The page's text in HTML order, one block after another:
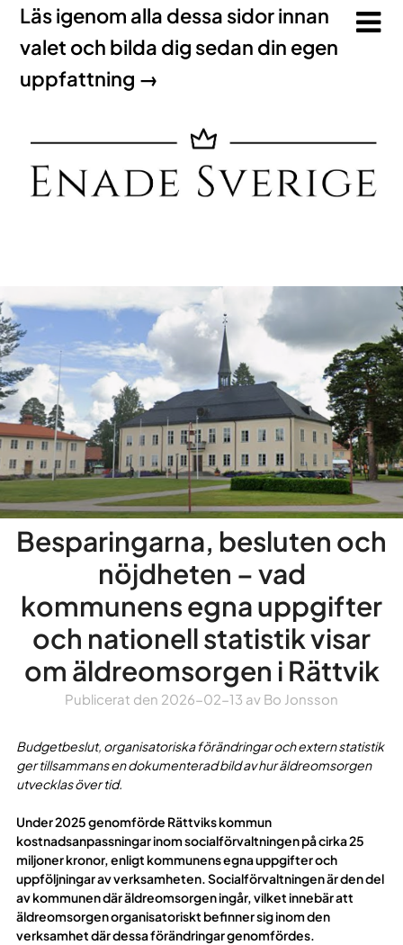
Läs igenom alla dessa sidor innan
valet och bilda dig sedan din egen
uppfattning →
Besparingarna, besluten och
nöjdheten – vad
kommunens egna uppgifter
och nationell statistik visar
om äldreomsorgen i Rättvik
Publicerat den 2026-02-13 av Bo Jonsson
Budgetbeslut, organisatoriska förändringar och extern statistik
ger tillsammans en dokumenterad bild av hur äldreomsorgen
utvecklas över tid.
Under 2025 genomförde Rättviks kommun
kostnadsanpassningar inom socialförvaltningen på cirka 25
miljoner kronor, enligt kommunens egna uppgifter och
uppföljningar av verksamheten. Socialförvaltningen är den del
av kommunen där äldreomsorgen ingår, vilket innebär att
äldreomsorgen organisatoriskt befinner sig inom den
verksamhet där dessa förändringar genomfördes.